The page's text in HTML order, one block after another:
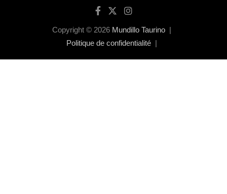
Copyright © 2026 Mundillo Taurino
Politique de confidentialité